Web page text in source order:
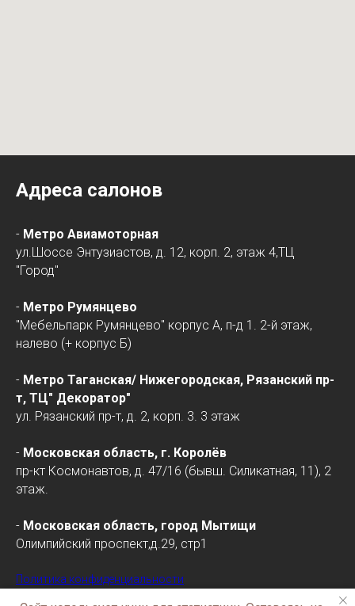
Адреса салонов
- Метро Авиамоторная
ул.Шоссе Энтузиастов, д. 12, корп. 2, этаж 4,ТЦ
"Город"
- Метро Румянцево
"Мебельпарк Румянцево" корпус А, п-д 1. 2-й этаж,
налево (+ корпус Б)
- Метро Таганская/ Нижегородская, Рязанский пр-
т, ТЦ" Декоратор"
ул. Рязанский пр-т, д. 2, корп. 3. 3 этаж
- Московская область, г. Королёв
пр-кт Космонавтов, д. 47/16 (бывш. Силикатная, 11), 2
этаж.
- Московская область, город Мытищи
Олимпийский проспект,д.29, стр1
Политика конфиденциальности